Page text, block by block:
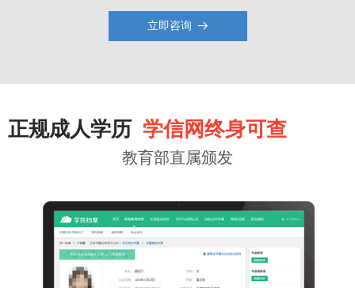
立即咨询 뀠
教育部直属颁发
正规成人学历 学信网终身可查